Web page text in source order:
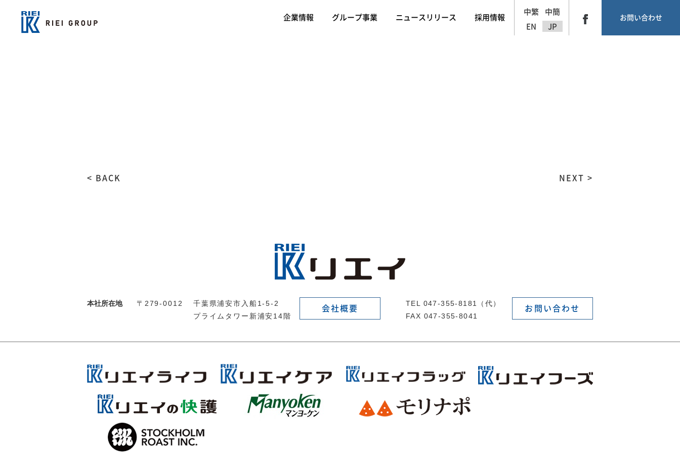
企業情報 グループ事業 ニュースリリース 採用情報
中繁
中簡
EN
JP
お問い合わせ
< BACK NEXT >
本社所在地 〒279-0012
千葉県浦安市入船1-5-2
プライムタワー新浦安14階
会社概要
TEL 047-355-8181（代）
FAX 047-355-8041
お問い合わせ